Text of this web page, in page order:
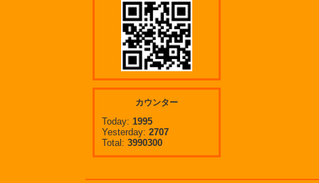
カウンター
Today: 1995
Yesterday: 2707
Total: 3990300